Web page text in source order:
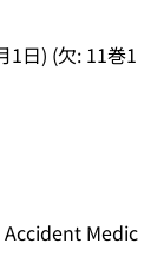
1日) (欠: 11巻1
Medic